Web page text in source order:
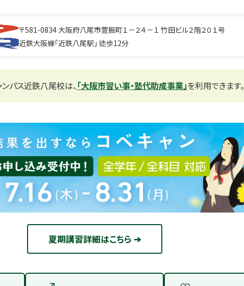
〒581-0834大阪府八尾市萱振町１－２４－１ 竹田ビル２階２０１号
近鉄大阪線「近鉄八尾駅」 徒歩12分
パス近鉄八尾校は、 「大阪市習い事・塾代助成事業」を利用できます。
夏期講習詳細はこちら ➔